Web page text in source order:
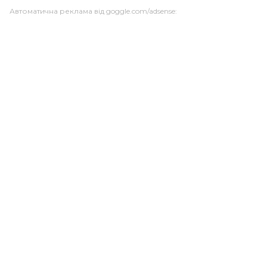
Автоматична реклама від goggle.com/adsense: